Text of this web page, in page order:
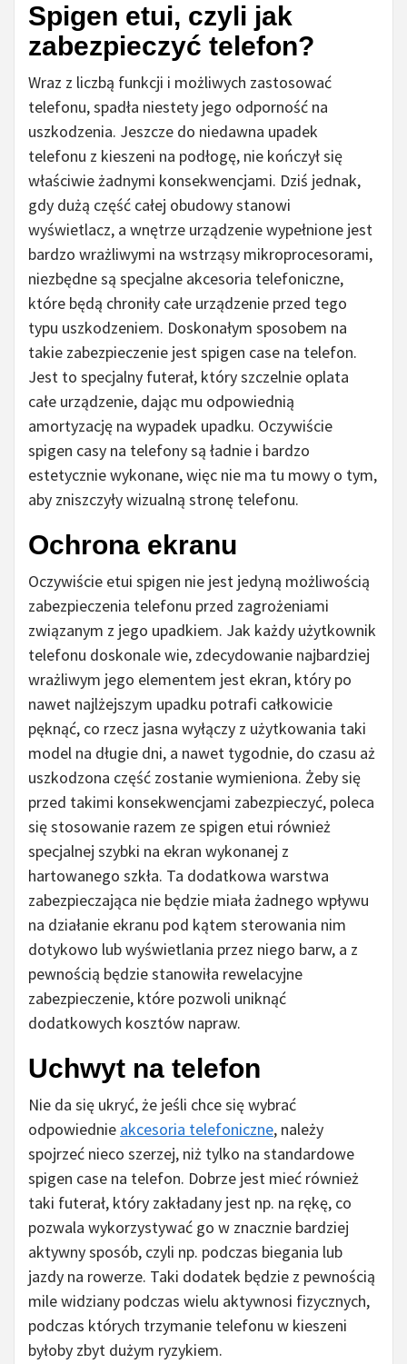
Spigen etui, czyli jak
zabezpieczyć telefon?
Wraz z liczbą funkcji i możliwych zastosować
telefonu, spadła niestety jego odporność na
uszkodzenia. Jeszcze do niedawna upadek
telefonu z kieszeni na podłogę, nie kończył się
właściwie żadnymi konsekwencjami. Dziś jednak,
gdy dużą część całej obudowy stanowi
wyświetlacz, a wnętrze urządzenie wypełnione jest
bardzo wrażliwymi na wstrząsy mikroprocesorami,
niezbędne są specjalne akcesoria telefoniczne,
które będą chroniły całe urządzenie przed tego
typu uszkodzeniem. Doskonałym sposobem na
takie zabezpieczenie jest spigen case na telefon.
Jest to specjalny futerał, który szczelnie oplata
całe urządzenie, dając mu odpowiednią
amortyzację na wypadek upadku. Oczywiście
spigen casy na telefony są ładnie i bardzo
estetycznie wykonane, więc nie ma tu mowy o tym,
aby zniszczyły wizualną stronę telefonu.
Ochrona ekranu
Oczywiście etui spigen nie jest jedyną możliwością
zabezpieczenia telefonu przed zagrożeniami
związanym z jego upadkiem. Jak każdy użytkownik
telefonu doskonale wie, zdecydowanie najbardziej
wrażliwym jego elementem jest ekran, który po
nawet najlżejszym upadku potrafi całkowicie
pęknąć, co rzecz jasna wyłączy z użytkowania taki
model na długie dni, a nawet tygodnie, do czasu aż
uszkodzona część zostanie wymieniona. Żeby się
przed takimi konsekwencjami zabezpieczyć, poleca
się stosowanie razem ze spigen etui również
specjalnej szybki na ekran wykonanej z
hartowanego szkła. Ta dodatkowa warstwa
zabezpieczająca nie będzie miała żadnego wpływu
na działanie ekranu pod kątem sterowania nim
dotykowo lub wyświetlania przez niego barw, a z
pewnością będzie stanowiła rewelacyjne
zabezpieczenie, które pozwoli uniknąć
dodatkowych kosztów napraw.
Uchwyt na telefon
Nie da się ukryć, że jeśli chce się wybrać
odpowiednie akcesoria telefoniczne, należy
spojrzeć nieco szerzej, niż tylko na standardowe
spigen case na telefon. Dobrze jest mieć również
taki futerał, który zakładany jest np. na rękę, co
pozwala wykorzystywać go w znacznie bardziej
aktywny sposób, czyli np. podczas biegania lub
jazdy na rowerze. Taki dodatek będzie z pewnością
mile widziany podczas wielu aktywnosi fizycznych,
podczas których trzymanie telefonu w kieszeni
byłoby zbyt dużym ryzykiem.